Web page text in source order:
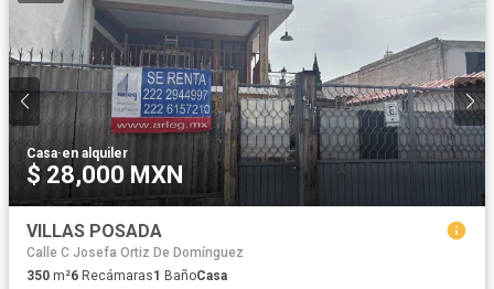
Casa·en alquiler
$ 28,000 MXN
VILLAS POSADA
Calle C Josefa Ortiz De Domínguez
350 m²6 Recámaras1 BañoCasa